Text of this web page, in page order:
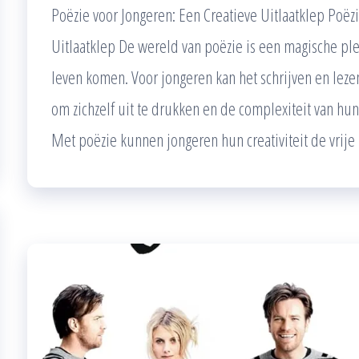
Poëzie voor Jongeren: Een Creatieve Uitlaatklep
Uitlaatklep De wereld van poëzie is een magische
leven komen. Voor jongeren kan het schrijven en
om zichzelf uit te drukken en de complexiteit van
Met poëzie kunnen jongeren hun creativiteit de